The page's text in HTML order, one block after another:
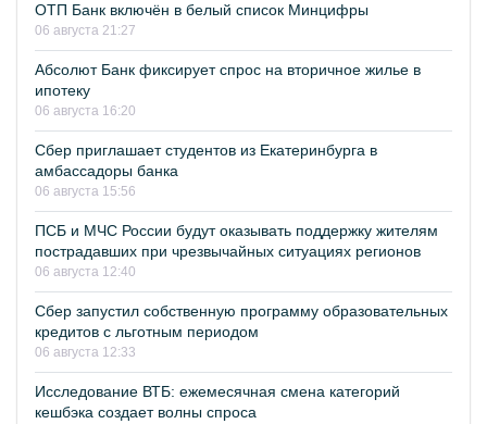
ОТП Банк включён в белый список Минцифры
06 августа 21:27
Абсолют Банк фиксирует спрос на вторичное жилье в
ипотеку
06 августа 16:20
Сбер приглашает студентов из Екатеринбурга в
амбассадоры банка
06 августа 15:56
ПСБ и МЧС России будут оказывать поддержку жителям
пострадавших при чрезвычайных ситуациях регионов
06 августа 12:40
Сбер запустил собственную программу образовательных
кредитов с льготным периодом
06 августа 12:33
Исследование ВТБ: ежемесячная смена категорий
кешбэка создает волны спроса